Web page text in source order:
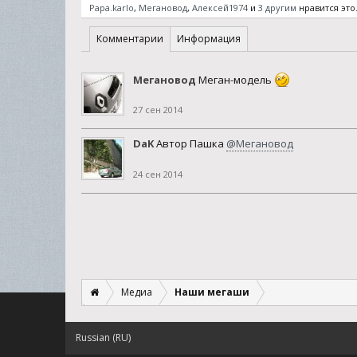
Papa.karlo, Мегановод, Алексей1974 и 3 другим нравится это.
Комментарии Информация
Мегановод Меган-модель
27 сен 2014
DaKАвтор Пашка @Мегановод
24 сен 2014
Медиа Наши мегаши
Russian (RU)